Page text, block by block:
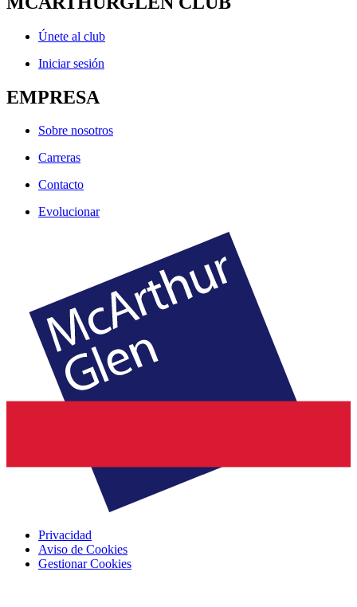
Únete al club
Iniciar sesión
EMPRESA
Sobre nosotros
Carreras
Contacto
Evolucionar
Privacidad
Aviso de Cookies
Gestionar Cookies